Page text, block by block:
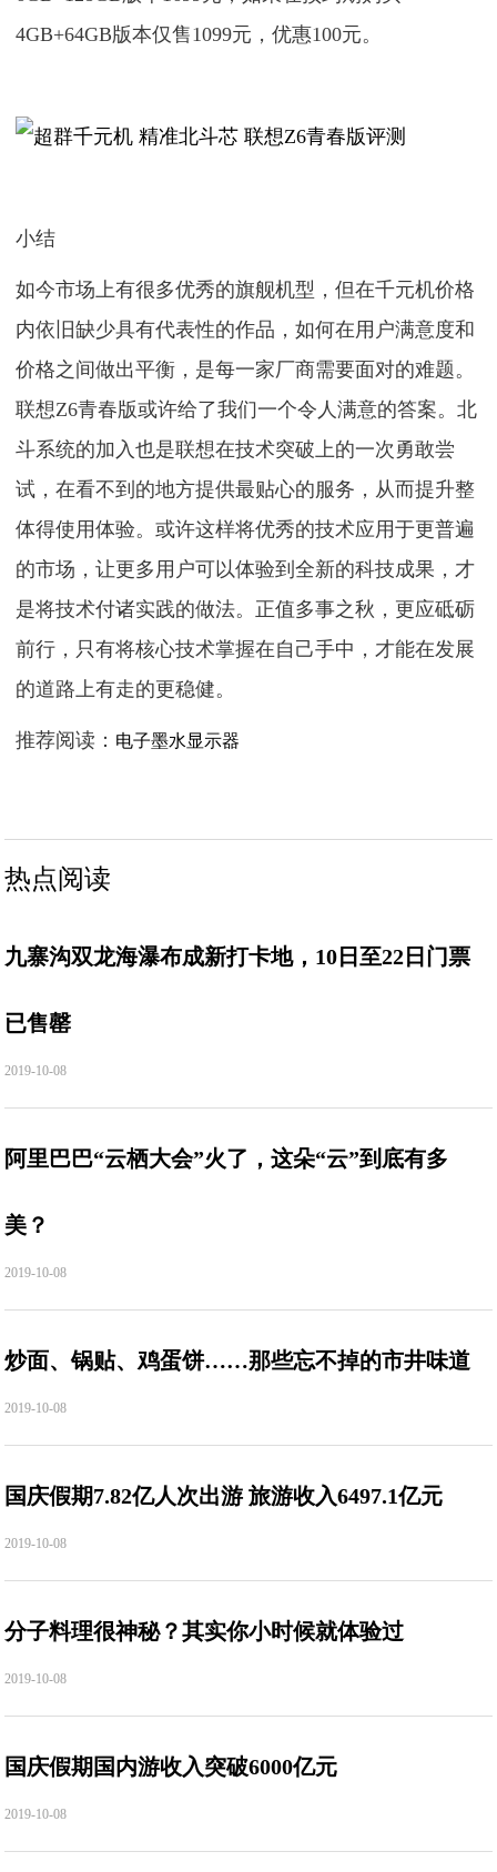
4GB+64GB版本仅售1099元，优惠100元。
小结
如今市场上有很多优秀的旗舰机型，但在千元机价格
内依旧缺少具有代表性的作品，如何在用户满意度和
价格之间做出平衡，是每一家厂商需要面对的难题。
联想Z6青春版或许给了我们一个令人满意的答案。北
斗系统的加入也是联想在技术突破上的一次勇敢尝
试，在看不到的地方提供最贴心的服务，从而提升整
体得使用体验。或许这样将优秀的技术应用于更普遍
的市场，让更多用户可以体验到全新的科技成果，才
是将技术付诸实践的做法。正值多事之秋，更应砥砺
前行，只有将核心技术掌握在自己手中，才能在发展
的道路上有走的更稳健。
推荐阅读： 电子墨水显示器
热点阅读
九寨沟双龙海瀑布成新打卡地，10日至22日门票
已售罄
2019-10-08
阿里巴巴“云栖大会”火了，这朵“云”到底有多
美？
2019-10-08
炒面、锅贴、鸡蛋饼……那些忘不掉的市井味道
2019-10-08
国庆假期7.82亿人次出游 旅游收入6497.1亿元
2019-10-08
分子料理很神秘？其实你小时候就体验过
2019-10-08
国庆假期国内游收入突破6000亿元
2019-10-08